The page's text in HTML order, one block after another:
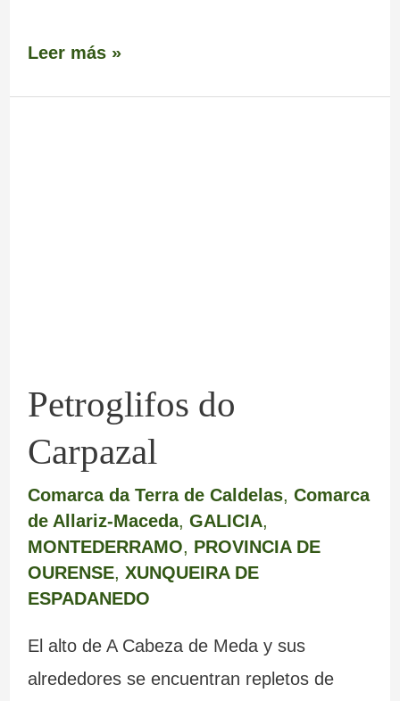
Leer más »
Petroglifos do
Carpazal
Comarca da Terra de Caldelas, Comarca
de Allariz-Maceda, GALICIA,
MONTEDERRAMO, PROVINCIA DE
OURENSE, XUNQUEIRA DE
ESPADANEDO
El alto de A Cabeza de Meda y sus
alrededores se encuentran repletos de